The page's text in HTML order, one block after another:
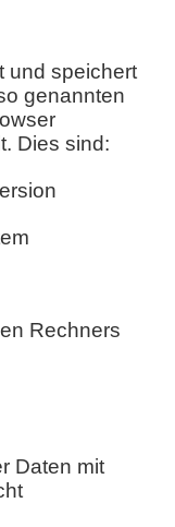
und speichert
genannten
Dies sind:
Rechners
Daten mit